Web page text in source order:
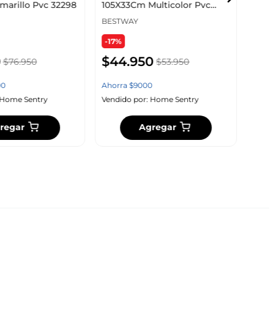
Pvc 32298
$76.950
Home Sentry
105X33Cm Multicolor Pvc
BESTWAY
-17%
$44.950 $53.950
Ahorra$9000
Vendido por: Home Sentry
Agregar